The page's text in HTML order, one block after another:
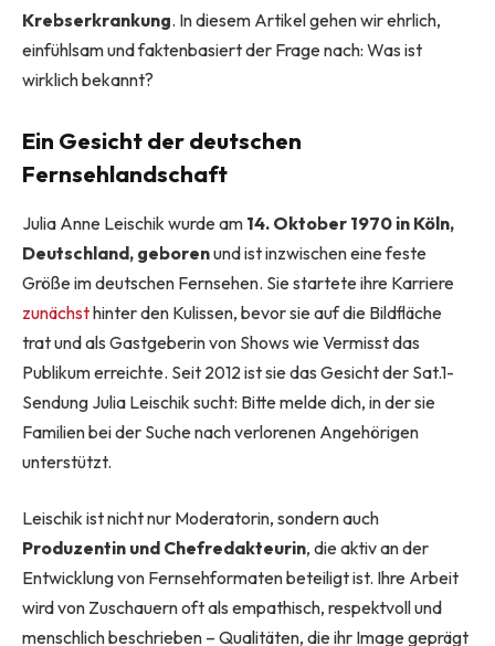
Krebserkrankung. In diesem Artikel gehen wir ehrlich,
einfühlsam und faktenbasiert der Frage nach: Was ist
wirklich bekannt?
Ein Gesicht der deutschen
Fernsehlandschaft
Julia Anne Leischik wurde am 14. Oktober 1970 in Köln,
Deutschland, geborenund ist inzwischen eine feste
Größe im deutschen Fernsehen. Sie startete ihre Karriere
zunächsthinter den Kulissen, bevor sie auf die Bildfläche
trat und als Gastgeberin von Shows wie Vermisst das
Publikum erreichte. Seit 2012 ist sie das Gesicht der Sat.1-
Sendung Julia Leischik sucht: Bitte melde dich, in der sie
Familien bei der Suche nach verlorenen Angehörigen
unterstützt.
Leischik ist nicht nur Moderatorin, sondern auch
Produzentin und Chefredakteurin, die aktiv an der
Entwicklung von Fernsehformaten beteiligt ist. Ihre Arbeit
wird von Zuschauern oft als empathisch, respektvoll und
menschlich beschrieben – Qualitäten, die ihr Image geprägt